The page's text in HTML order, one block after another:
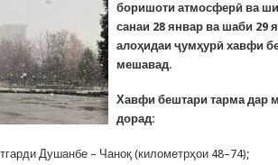
боришоти атмосферӣ ва
санаи 28 январ ва шаби 29
алоҳидаи ҷумҳурӣ хавфи
мешавад.
Хавфи бештари тарма дар
дорад:
Душанбе – Чаноқ (километрҳои 48–74);